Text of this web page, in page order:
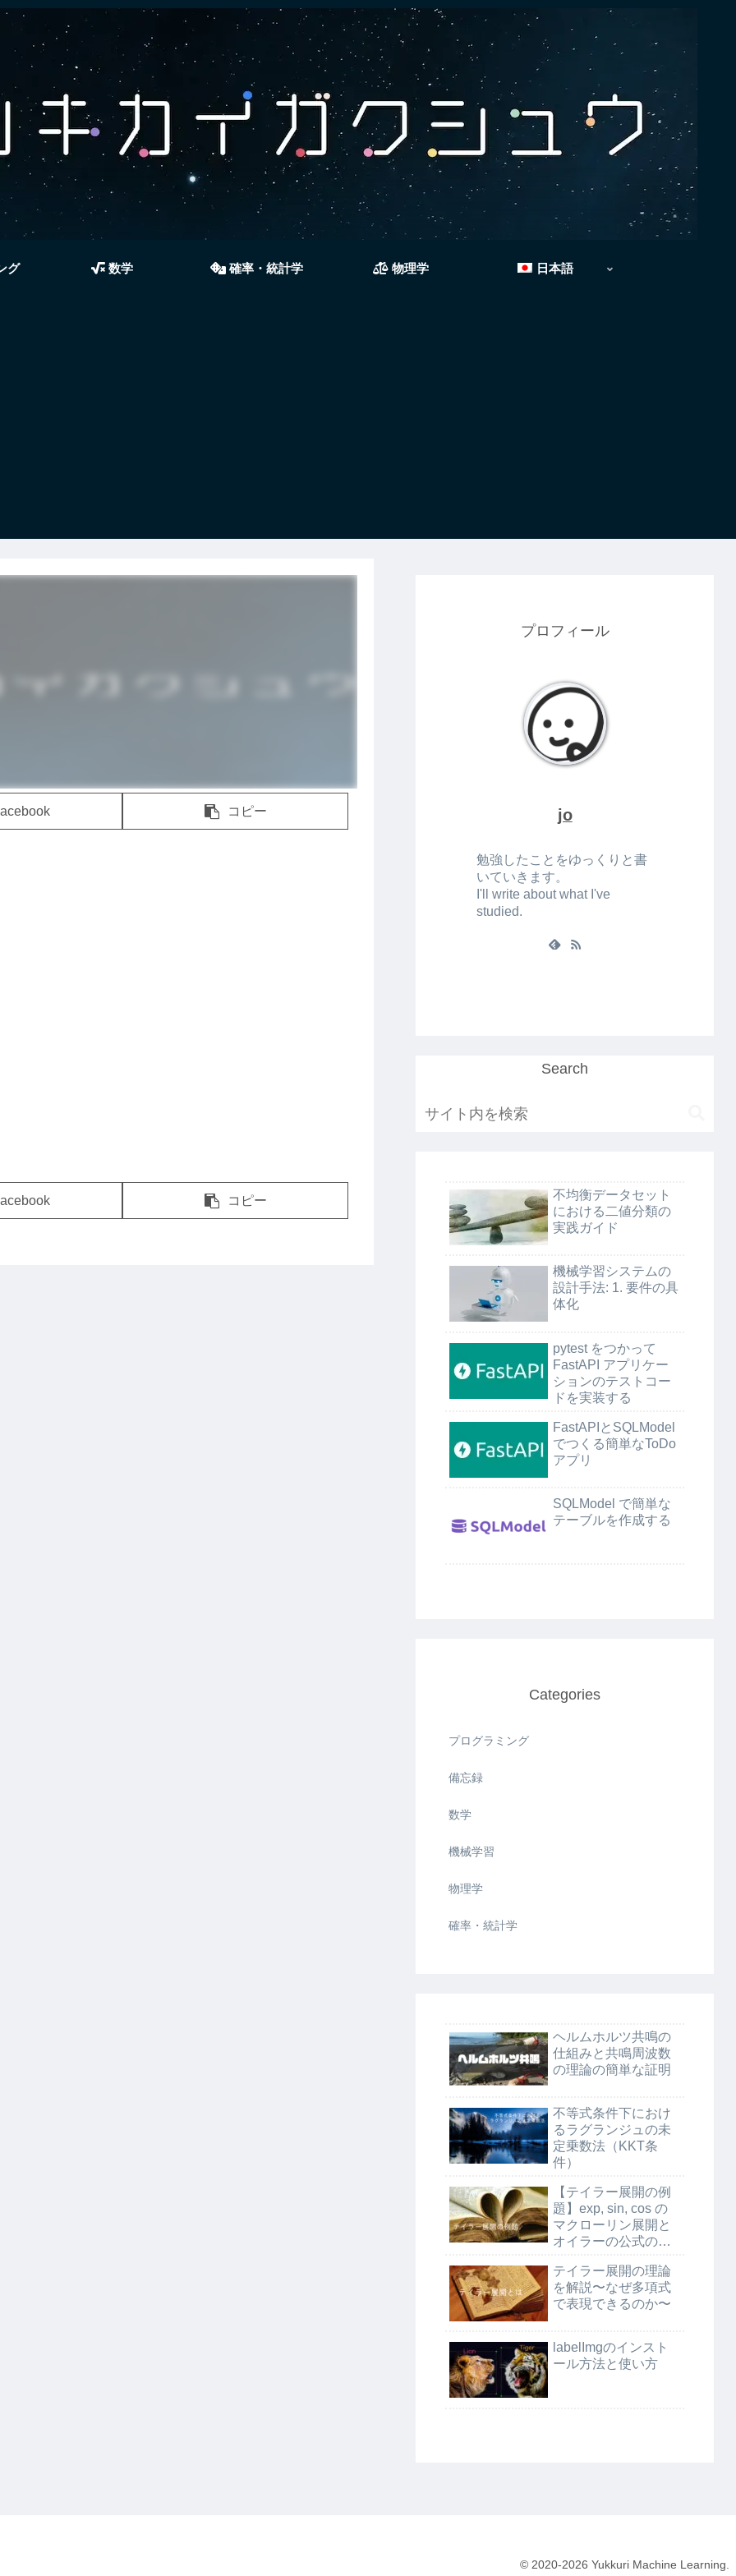
グ 数学 確率・統計学 物理学 日本語
コピー
コピー
プロフィール
jo
勉強したことをゆっくりと書
いていきます。
I'll write about what I've
studied.
Search
不均衡データセット
における二値分類の
実践ガイド
機械学習システムの
設計手法: 1. 要件の具
体化
pytest をつかって
FastAPI アプリケー
ションのテストコー
ドを実装する
FastAPIとSQLModel
でつくる簡単なToDo
アプリ
SQLModel で簡単な
テーブルを作成する
Categories
プログラミング
備忘録
数学
機械学習
物理学
確率・統計学
ヘルムホルツ共鳴の
仕組みと共鳴周波数
の理論の簡単な証明
不等式条件下におけ
るラグランジュの未
定乗数法（KKT条
件）
【テイラー展開の例
題】exp, sin, cos の
マクローリン展開と
オイラーの公式の証
テイラー展開の理論
を解説〜なぜ多項式
で表現できるのか〜
labelImgのインスト
ール方法と使い方
© 2020-2026 Yukkuri Machine Learning.